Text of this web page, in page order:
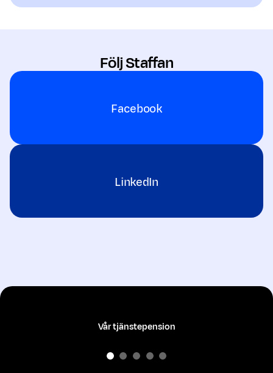
Följ Staffan
Facebook
LinkedIn
Vår tjänstepension